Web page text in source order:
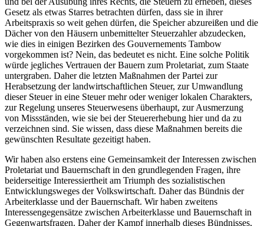
Gesetz als etwas Starres betrachten dürfen, dass sie in ihrer
Arbeitspraxis so weit gehen dürfen, die Speicher abzureißen und die
Dächer von den Häusern unbemittelter Steuerzahler abzudecken,
wie dies in einigen Bezirken des Gouvernements Tambow
vorgekommen ist? Nein, das bedeutet es nicht. Eine solche Politik
würde jegliches Vertrauen der Bauern zum Proletariat, zum Staate
untergraben. Daher die letzten Maßnahmen der Partei zur
Herabsetzung der landwirtschaftlichen Steuer, zur Umwandlung
dieser Steuer in eine Steuer mehr oder weniger lokalen Charakters,
zur Regelung unseres Steuerwesens überhaupt, zur Ausmerzung
von Missständen, wie sie bei der Steuererhebung hier und da zu
verzeichnen sind. Sie wissen, dass diese Maßnahmen bereits die
gewünschten Resultate gezeitigt haben.
Wir haben also erstens eine Gemeinsamkeit der Interessen zwischen
Proletariat und Bauernschaft in den grundlegenden Fragen, ihre
beiderseitige Interessiertheit am Triumph des sozialistischen
Entwicklungsweges der Volkswirtschaft. Daher das Bündnis der
Arbeiterklasse und der Bauernschaft. Wir haben zweitens
Interessengegensätze zwischen Arbeiterklasse und Bauernschaft in
Gegenwartsfragen. Daher der Kampf innerhalb dieses Bündnisses,